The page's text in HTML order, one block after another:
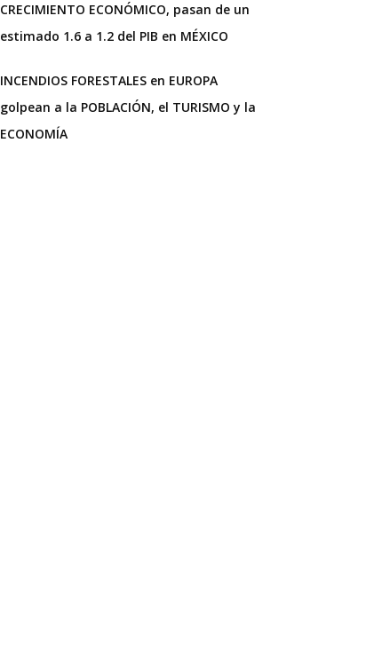
CRECIMIENTO ECONÓMICO, pasan de un
estimado 1.6 a 1.2 del PIB en MÉXICO
INCENDIOS FORESTALES en EUROPA
golpean a la POBLACIÓN, el TURISMO y la
ECONOMÍA